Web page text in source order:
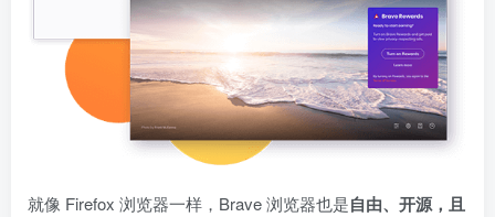
就像 Firefox 浏览器一样，Brave 浏览器也是自由、开源，且